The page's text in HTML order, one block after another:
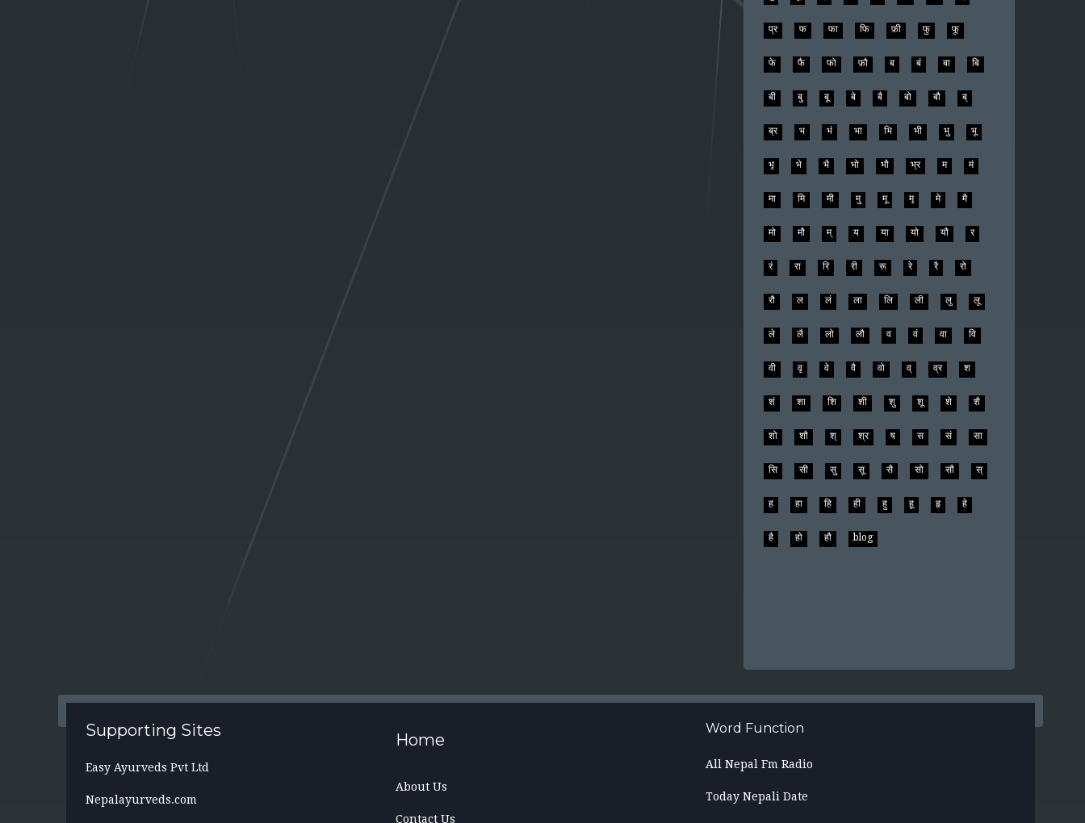
ना नि नी नृ ने नै
नो नौ न् प पं
पु पू पृ
प्र फ फा फि फ़ी फु फू
फे फै फो फ़ौ ब बं बा बि
बी बु बू बे बै बो बौ ब्
ब्र भ भं भा भि भी भु भू
भृ भे भै भो भौ भ्र म मं
मा मि मी मु मू मृ मे मै
मो मौ म् य या यो यौ र
रं रा रि री रू रे रै रो
रौ ल लं ला लि ली लु लू
ले लै लो लौ व वं वा वि
वी वृ वे वै व्र श
शं शा शि शी शु शू शे शै
शो शौ श् श्र ष स
सि सी सु सू